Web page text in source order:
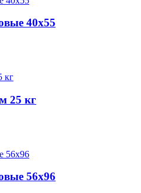
40x55
25 кг
56x96